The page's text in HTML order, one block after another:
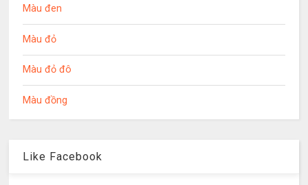
Màu đen
Màu đỏ
Màu đỏ đô
Màu đồng
Like Facebook